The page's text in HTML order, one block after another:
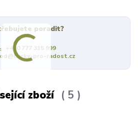
poradit?
+420 777 315 999
pro-radost.cz
zboží 5